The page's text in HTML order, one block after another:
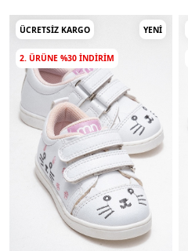
ÜCRETSIZ KARGO YENI
2. ÜRÜNE %30 INDIRIM